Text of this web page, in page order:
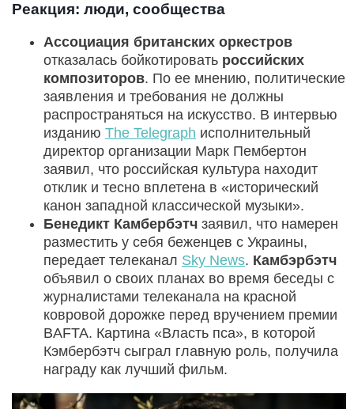
Реакция: люди, сообщества
Ассоциация британских оркестров
отказалась бойкотировать российских
композиторов. По ее мнению, политические
заявления и требования не должны
распространяться на искусство. В интервью
изданию The Telegraph исполнительный
директор организации Марк Пембертон
заявил, что российская культура находит
отклик и тесно вплетена в «исторический
канон западной классической музыки».
Бенедикт Камбербэтч заявил, что намерен
разместить у себя беженцев с Украины,
передает телеканал Sky News. Камбэрбэтч
объявил о своих планах во время беседы с
журналистами телеканала на красной
ковровой дорожке перед вручением премии
BAFTA. Картина «Власть пса», в которой
Кэмбербэтч сыграл главную роль, получила
награду как лучший фильм.